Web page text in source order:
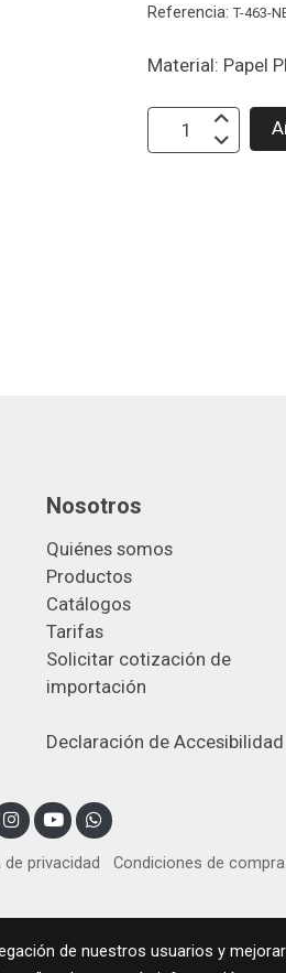
Referencia:T-463-
Material: Papel
Nosotros
Quiénes somos
Productos
Catálogos
Tarifas
Solicitar cotización de
importación
Declaración de Accesibilidad
privacidad Condiciones de compra
de nuestros usuarios y mejorar